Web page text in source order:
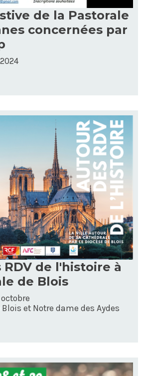
de la Pastorale
concernées par
de l'histoire à
de Blois
octobre
et Notre dame des Aydes